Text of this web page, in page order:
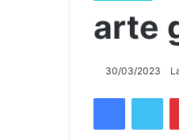
arte
30/03/2023